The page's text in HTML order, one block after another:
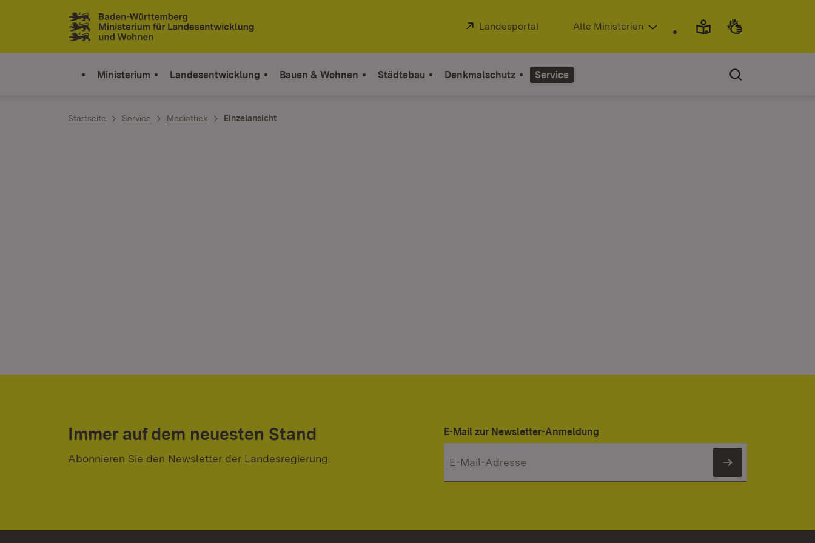
Zum Inhalt springen
Link zur Startseite
Extern:
Landesportal (Öffnet in neuem Fenster)
Alle Ministerien
Ministerium Landesentwicklung Bauen & Wohnen Städtebau Denkmalschutz Service
Startseite Service Mediathek Einzelansicht
Immer auf dem neuesten Stand
Abonnieren Sie den Newsletter der Landesregierung.
E-Mail zur Newsletter-Anmeldung
Newsletter